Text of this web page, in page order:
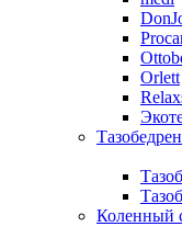
Orlett
Коленный